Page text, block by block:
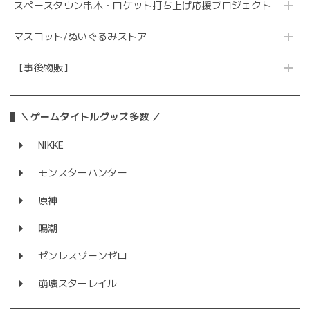
スペースタウン串本・ロケット打ち上げ応援プロジェクト
マスコット/ぬいぐるみストア
【事後物販】
＼ゲームタイトルグッズ多数 ／
NIKKE
モンスターハンター
原神
鳴潮
ゼンレスゾーンゼロ
崩壊スターレイル